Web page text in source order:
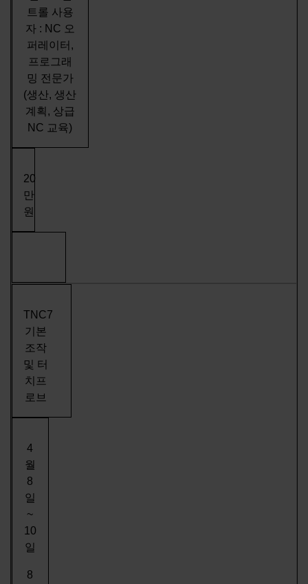
트롤 사용
자 : NC 오
퍼레이터,
프로그래
밍 전문가
(생산, 생산
계획, 상급
NC 교육)
20
만
원
TNC7
기본
조작
및 터
치프
로브
4
월
8
일
~
10
일
8